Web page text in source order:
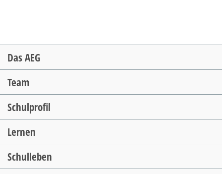
Navigation
überspringen
Das AEG
Team
Schulprofil
Lernen
Schulleben